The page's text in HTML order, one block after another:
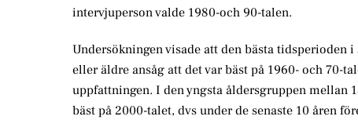
intervjuperson valde 1980-och 90-talen.
Undersökningen visade att den bästa tidsperioden
eller äldre ansåg att det var bäst på 1960- och 70-
uppfattningen. I den yngsta åldersgruppen mellan
bäst på 2000-talet, dvs under de senaste 10 åren